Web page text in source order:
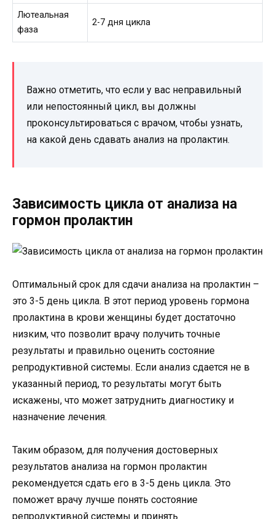
Лютеальная
фаза
2-7 дня цикла
Важно отметить, что если у вас неправильный
или непостоянный цикл, вы должны
проконсультироваться с врачом, чтобы узнать,
на какой день сдавать анализ на пролактин.
Зависимость цикла от анализа на
гормон пролактин
Оптимальный срок для сдачи анализа на пролактин –
это 3-5 день цикла. В этот период уровень гормона
пролактина в крови женщины будет достаточно
низким, что позволит врачу получить точные
результаты и правильно оценить состояние
репродуктивной системы. Если анализ сдается не в
указанный период, то результаты могут быть
искажены, что может затруднить диагностику и
назначение лечения.
Таким образом, для получения достоверных
результатов анализа на гормон пролактин
рекомендуется сдать его в 3-5 день цикла. Это
поможет врачу лучше понять состояние
репродуктивной системы и принять